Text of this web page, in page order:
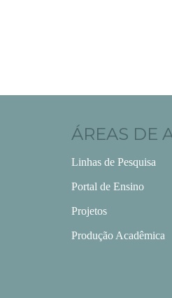
ÁREAS DE
Linhas de Pesquisa
Portal de Ensino
Projetos
Produção Acadêmica